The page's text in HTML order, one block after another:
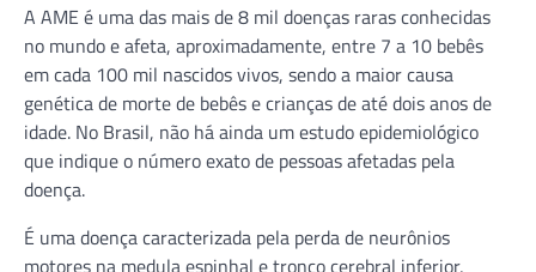
A AME é uma das mais de 8 mil doenças raras conhecidas
no mundo e afeta, aproximadamente, entre 7 a 10 bebês
em cada 100 mil nascidos vivos, sendo a maior causa
genética de morte de bebês e crianças de até dois anos de
idade. No Brasil, não há ainda um estudo epidemiológico
que indique o número exato de pessoas afetadas pela
doença.
É uma doença caracterizada pela perda de neurônios
motores na medula espinhal e tronco cerebral inferior,